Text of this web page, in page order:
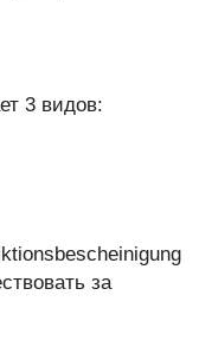
3 видов:
за